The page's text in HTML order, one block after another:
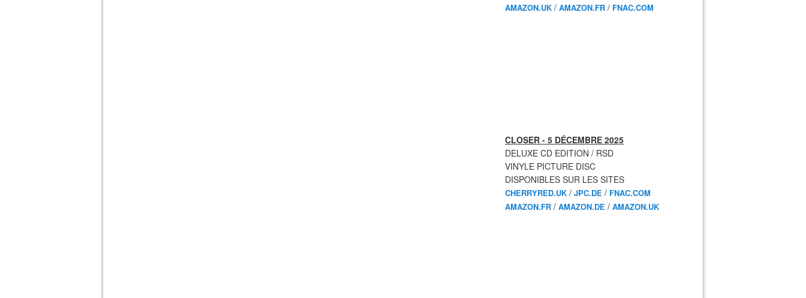
AMAZON.UK / AMAZON.FR / FNAC.COM
CLOSER - 5 DÉCEMBRE 2025
DELUXE CD EDITION / RSD
VINYLE PICTURE DISC
DISPONIBLES SUR LES SITES
CHERRYRED.UK / JPC.DE / FNAC.COM
AMAZON.FR / AMAZON.DE / AMAZON.UK